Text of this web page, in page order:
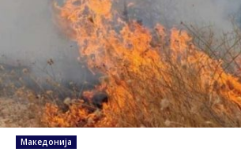
Македонија